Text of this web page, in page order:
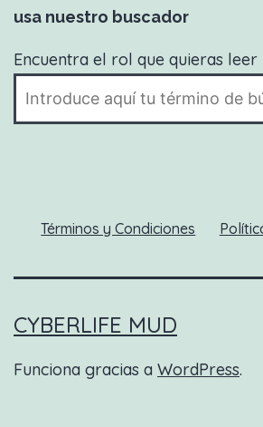
usa nuestro buscador
Encuentra el rol que quieras leer
Términos y Condiciones
CYBERLIFE MUD
Funciona gracias a WordPress.